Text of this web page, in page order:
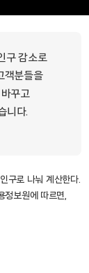
구 감소로
객분들을
꾸고
니다.
구로 나눠 계산한다.
보원에 따르면,